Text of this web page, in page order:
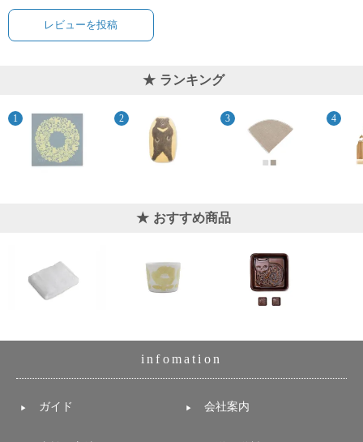
レビューを投稿
ランキング
おすすめ商品
infomation
ガイド 会社案内